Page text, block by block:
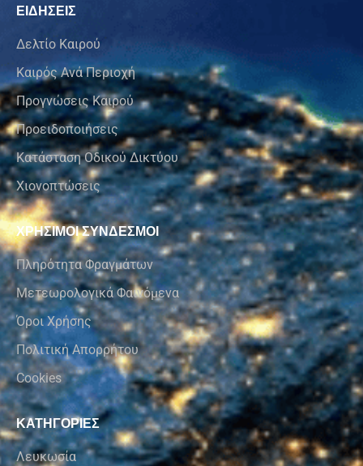
ΕΙΔΗΣΕΙΣ
Δελτίο Καιρού
Καιρός Ανά Περιοχή
Προγνώσεις Καιρού
Προειδοποιήσεις
Κατάσταση Οδικού Δικτύου
Χιονοπτώσεις
ΧΡΗΣΙΜΟΙ ΣΥΝΔΕΣΜΟΙ
Πληρότητα Φραγμάτων
Μετεωρολογικά Φαινόμενα
Όροι Χρήσης
Πολιτική Απορρήτου
Cookies
ΚΑΤΗΓΟΡΙΕΣ
Λευκωσία